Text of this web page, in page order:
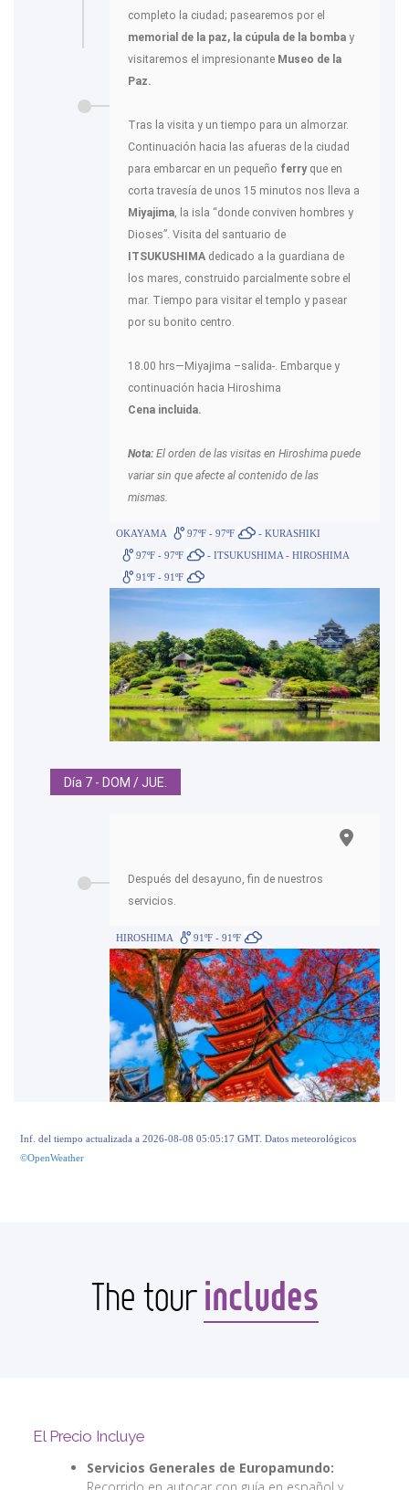
completo la ciudad; pasearemos por el
memorial de la paz, la cúpula de la bomba y
visitaremos el impresionante Museo de la
Paz.
Tras la visita y un tiempo para un almorzar.
Continuación hacia las afueras de la ciudad
para embarcar en un pequeño ferry que en
corta travesía de unos 15 minutos nos lleva a
Miyajima, la isla “donde conviven hombres y
Dioses”. Visita del santuario de
ITSUKUSHIMA dedicado a la guardiana de
los mares, construido parcialmente sobre el
mar. Tiempo para visitar el templo y pasear
por su bonito centro.
18.00 hrs—Miyajima –salida-. Embarque y
continuación hacia Hiroshima
Cena incluida.
Nota: El orden de las visitas en Hiroshima puede
variar sin que afecte al contenido de las
mismas.
OKAYAMA 97ºF - 97ºF
- KURASHIKI
97ºF - 97ºF
- ITSUKUSHIMA - HIROSHIMA
91ºF - 91ºF
Día 7 - DOM / JUE.
Después del desayuno, fin de nuestros
servicios.
HIROSHIMA 91ºF - 91ºF
Inf. del tiempo actualizada a 2026-08-08 05:05:17 GMT. Datos meteorológicos
©OpenWeather
The tourincludes
El Precio Incluye
Servicios Generales de Europamundo: